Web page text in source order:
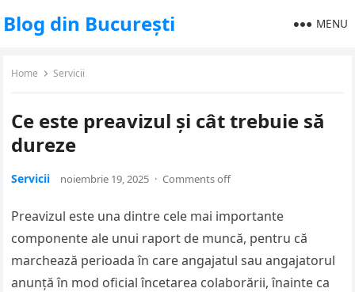
Blog din București MENU
Home Servicii
Ce este preavizul și cât trebuie să
dureze
Servicii noiembrie 19, 2025 · Comments off
Preavizul este una dintre cele mai importante
componente ale unui raport de muncă, pentru că
marchează perioada în care angajatul sau angajatorul
anunță în mod oficial încetarea colaborării, înainte ca